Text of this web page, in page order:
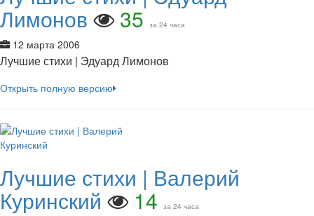
Лимонов 35 за 24 часа
12 марта 2006
Лучшие стихи | Эдуард Лимонов
Открыть полную версию
Лучшие стихи | Валерий
Куринский 14 за 24 часа